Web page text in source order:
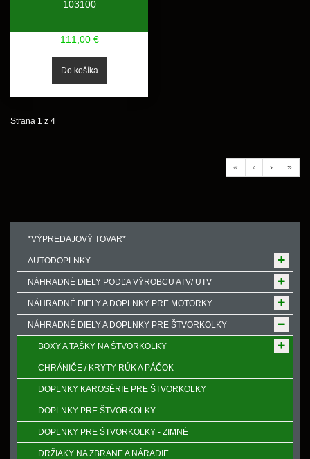
103100
111,00 €
Strana 1 z 4
« ‹ › »
*VÝPREDAJOVÝ TOVAR*
AUTODOPLNKY
NÁHRADNÉ DIELY PODĽA VÝROBCU ATV/ UTV
NÁHRADNÉ DIELY A DOPLNKY PRE MOTORKY
NÁHRADNÉ DIELY A DOPLNKY PRE ŠTVORKOLKY
BOXY A TAŠKY NA ŠTVORKOLKY
CHRÁNIČE / KRYTY RÚK A PÁČOK
DOPLNKY KAROSÉRIE PRE ŠTVORKOLKY
DOPLNKY PRE ŠTVORKOLKY
DOPLNKY PRE ŠTVORKOLKY - ZIMNÉ
DRŽIAKY NA ZBRANE A NÁRADIE